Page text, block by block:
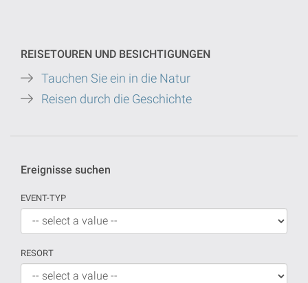
REISETOUREN UND BESICHTIGUNGEN
Tauchen Sie ein in die Natur
Reisen durch die Geschichte
Ereignisse suchen
EVENT-TYP
RESORT